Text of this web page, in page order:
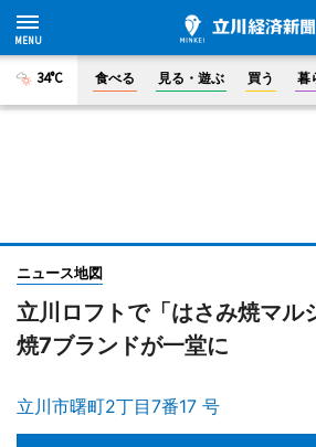
34°C 食べる 見る・遊ぶ 買う 暮
ニュース地図
立川ロフトで「はさみ焼マ
焼7ブランドが一堂に
立川市曙町2丁目7番17 号